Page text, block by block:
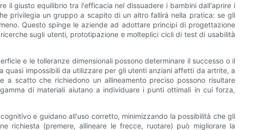
il giusto equilibrio tra l'efficacia nel dissuadere i bambini dall'aprire i
privilegia un gruppo a scapito di un altro fallirà nella pratica: se gli
Questo spinge le aziende ad adottare principi di progettazione
sugli utenti, prototipazione e molteplici cicli di test di usabilità
e le tolleranze dimensionali possono determinare il successo o il
quasi impossibili da utilizzare per gli utenti anziani affetti da artrite, a
scatto che richiedono un allineamento preciso possono risultare
di materiali aiutano a individuare i punti ottimali in cui forza,
e guidano all'uso corretto, minimizzando la possibilità che gli
richiesta (premere, allineare le frecce, ruotare) può migliorare la